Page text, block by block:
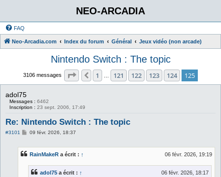
NEO-ARCADIA
FAQ
Neo-Arcadia.com Index du forum Général Jeux vidéo (non arcade)
Nintendo Switch : The topic
3106 messages Page 125 sur125
Précédent
1 121 122 123 124 125
adol75
Messages : 6462
Inscription : 23 sept. 2006, 17:49
Re: Nintendo Switch : The topic
#3101
M
a
e
09 févr. 2026, 18:37
RainMakeR a écrit : ↑ 06 févr. 2026, 19:19
adol75 a écrit : ↑ 06 févr. 2026, 18:17